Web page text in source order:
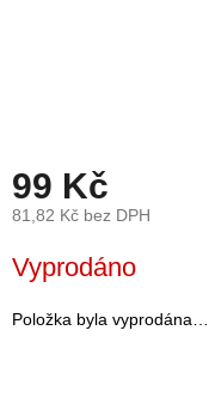
Přihlášení
99 Kč
81,82 Kč bez DPH
cena:
Vyprodáno
Položka byla vyprodána…